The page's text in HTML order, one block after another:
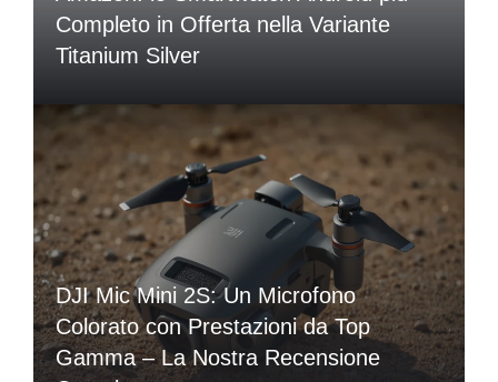
Completo in Offerta nella Variante
Titanium Silver
DJI Mic Mini 2S: Un Microfono
Colorato con Prestazioni da Top
Gamma – La Nostra Recensione